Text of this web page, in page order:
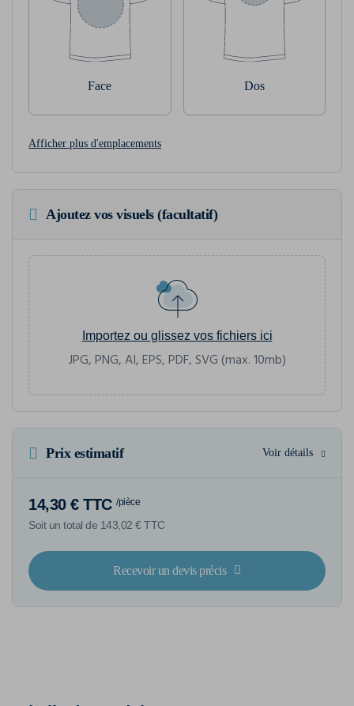
Face Dos
Afficher plus d'emplacements
Ajoutez vos visuels (facultatif)
Importez ou glissez vos fichiers ici
JPG, PNG, AI, EPS, PDF, SVG (max. 10mb)
Prix estimatif Voir détails
14,30 € TTC /pièce
Soit un total de 143,02 € TTC
Recevoir un devis précis